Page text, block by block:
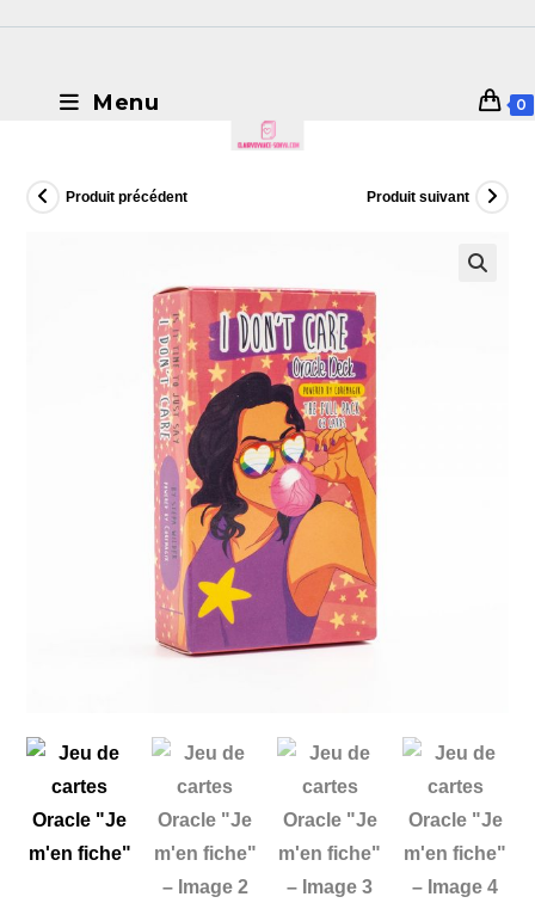
Menu 0
Produit précédent Produit suivant